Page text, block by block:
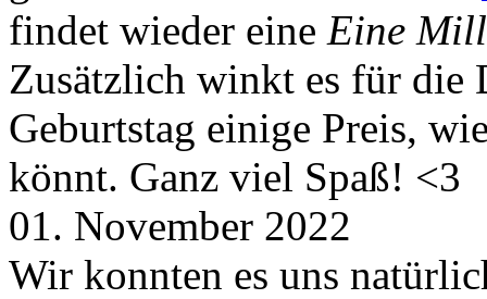
findet wieder eine Eine
Zusätzlich winkt es für die
Geburtstag einige Preis,
könnt. Ganz viel Spaß! <3
01. November 2022
Wir konnten es uns